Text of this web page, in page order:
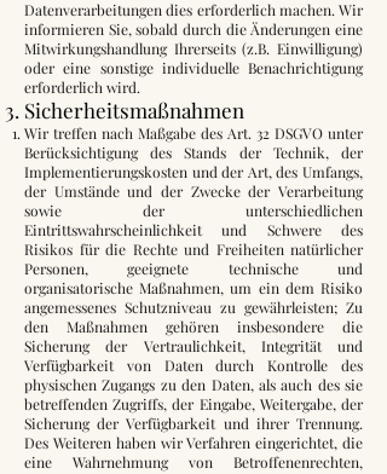
Datenverarbeitungen dies erforderlich machen. Wir
informieren Sie, sobald durch die Änderungen eine
Mitwirkungshandlung Ihrerseits (z.B. Einwilligung)
oder eine sonstige individuelle Benachrichtigung
erforderlich wird.
Sicherheitsmaßnahmen
Wir treffen nach Maßgabe des Art. 32 DSGVO unter
Berücksichtigung des Stands der Technik, der
Implementierungskosten und der Art, des Umfangs,
der Umstände und der Zwecke der Verarbeitung
sowie der unterschiedlichen
Eintrittswahrscheinlichkeit und Schwere des
Risikos für die Rechte und Freiheiten natürlicher
Personen, geeignete technische und
organisatorische Maßnahmen, um ein dem Risiko
angemessenes Schutzniveau zu gewährleisten; Zu
den Maßnahmen gehören insbesondere die
Sicherung der Vertraulichkeit, Integrität und
Verfügbarkeit von Daten durch Kontrolle des
physischen Zugangs zu den Daten, als auch des sie
betreffenden Zugriffs, der Eingabe, Weitergabe, der
Sicherung der Verfügbarkeit und ihrer Trennung.
Des Weiteren haben wir Verfahren eingerichtet, die
eine Wahrnehmung von Betroffenenrechten,